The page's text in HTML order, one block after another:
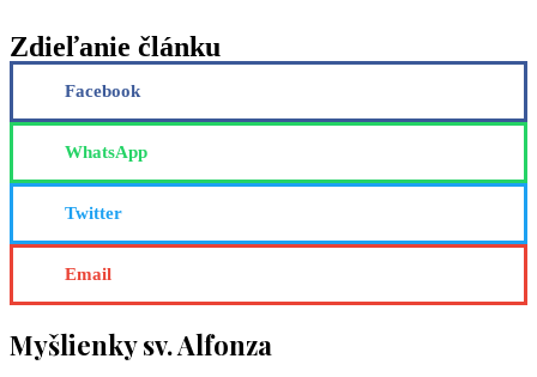
Zdieľanie článku
Facebook
WhatsApp
Twitter
Email
Myšlienky sv. Alfonza